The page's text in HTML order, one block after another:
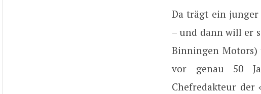
Da trägt ein
– und dann will er
Binningen Motors)
vor genau 50
Chefredakteur der